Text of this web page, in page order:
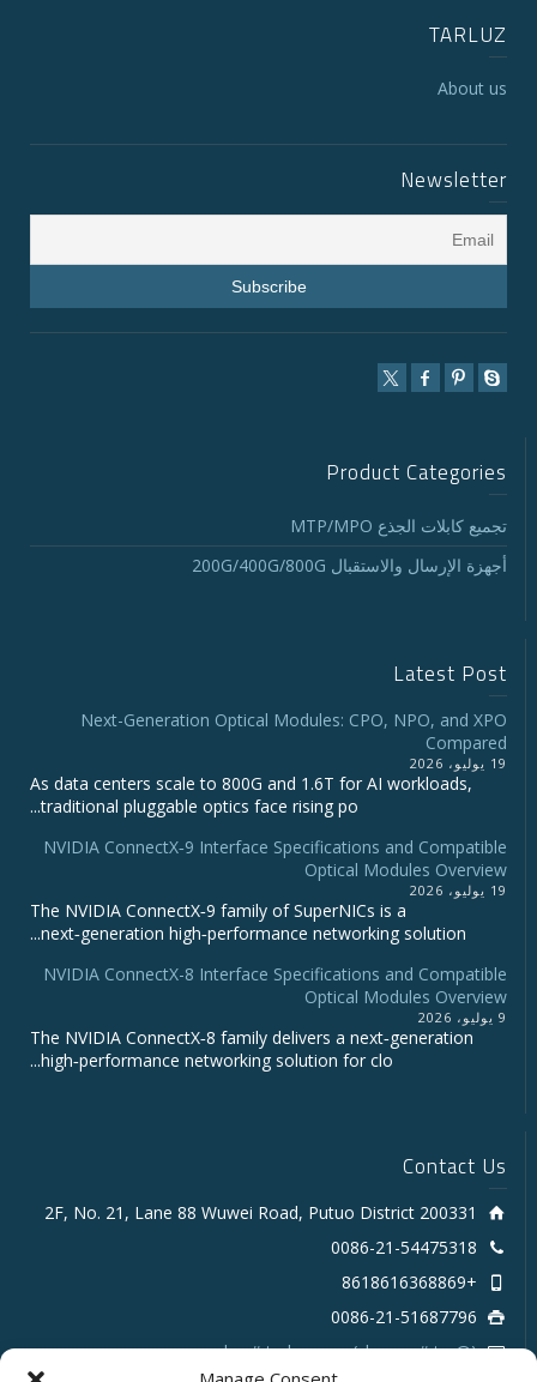
TARLUZ
About us
Newsletter
Product Categories
تجميع كابلات الجذع MTP/MPO
أجهزة الإرسال والاستقبال 200G/400G/800G
Latest Post
Next-Generation Optical Modules: CPO, NPO, and XPO
Compared
19 يوليو، 2026
As data centers scale to 800G and 1.6T for AI workloads,
traditional pluggable optics face rising po...
NVIDIA ConnectX‑9 Interface Specifications and Compatible
Optical Modules Overview
19 يوليو، 2026
The NVIDIA ConnectX‑9 family of SuperNICs is a
next‑generation high‑performance networking solution...
NVIDIA ConnectX-8 Interface Specifications and Compatible
Optical Modules Overview
9 يوليو، 2026
The NVIDIA ConnectX‑8 family delivers a next‑generation
high‑performance networking solution for clo...
Contact Us
2F, No. 21, Lane 88 Wuwei Road, Putuo District 200331
0086-21-54475318
+8618616368869
0086-21-51687796
sales # tarluz.com (change # to @)